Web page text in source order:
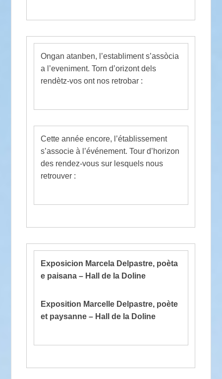
Ongan atanben, l’establiment s’assòcia
a l’eveniment. Torn d’orizont dels
rendètz-vos ont nos retrobar :
Cette année encore, l’établissement
s’associe à l’événement. Tour d’horizon
des rendez-vous sur lesquels nous
retrouver :
Exposicion Marcela Delpastre, poèta
e paisana – Hall de la Doline
Exposition Marcelle Delpastre, poète
et paysanne – Hall de la Doline